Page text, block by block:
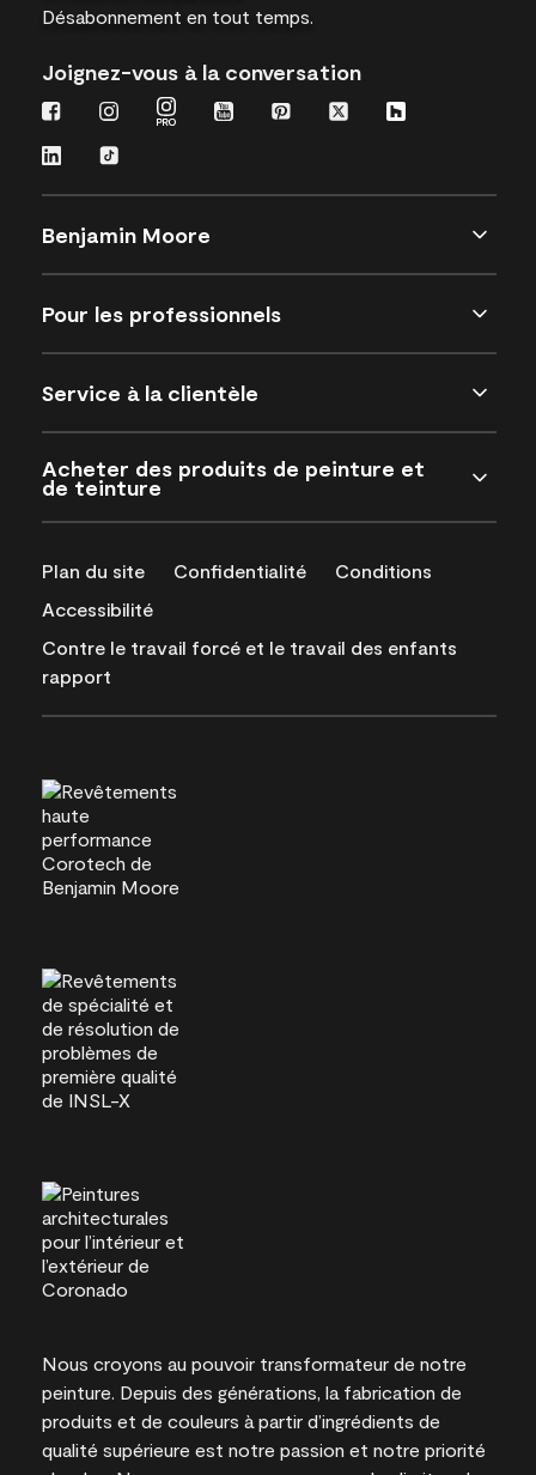
Désabonnement en tout temps.
Joignez-vous à la conversation
Benjamin Moore
Pour les professionnels
Service à la clientèle
Acheter des produits de peinture et
de teinture
Plan du site Confidentialité
Conditions
Accessibilité
Contre le travail forcé et le travail des enfants
rapport
Nous croyons au pouvoir transformateur de notre
peinture. Depuis des générations, la fabrication de
produits et de couleurs à partir d’ingrédients de
qualité supérieure est notre passion et notre priorité